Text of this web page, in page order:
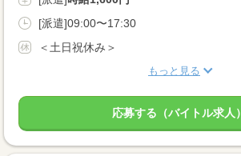
[派遣]09:00〜17:30
＜土日祝休み＞
もっと見る
応募する（バイトル求人）